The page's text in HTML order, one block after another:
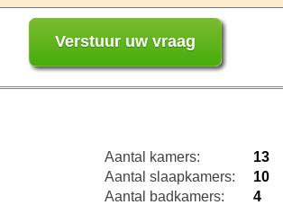
Aantal kamers:
13
Aantal slaapkamers:
10
Aantal badkamers:
4